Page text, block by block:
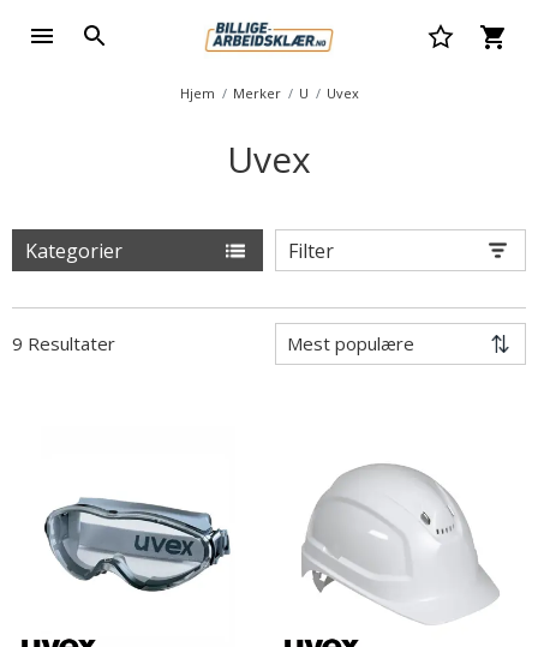
Hjem Merker U Uvex
Uvex
Kategorier Filter
9 Resultater